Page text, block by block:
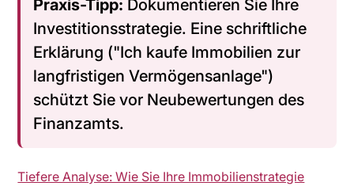
Praxis-Tipp: Dokumentieren Sie Ihre
Investitionsstrategie. Eine schriftliche
Erklärung ("Ich kaufe Immobilien zur
langfristigen Vermögensanlage")
schützt Sie vor Neubewertungen des
Finanzamts.
Tiefere Analyse: Wie Sie Ihre Immobilienstrategie